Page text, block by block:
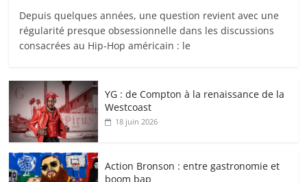
Depuis quelques années, une question revient avec une
régularité presque obsessionnelle dans les discussions
consacrées au Hip-Hop américain : le
YG : de Compton à la renaissance de la
Westcoast
18 juin 2026
Action Bronson : entre gastronomie et
boom bap